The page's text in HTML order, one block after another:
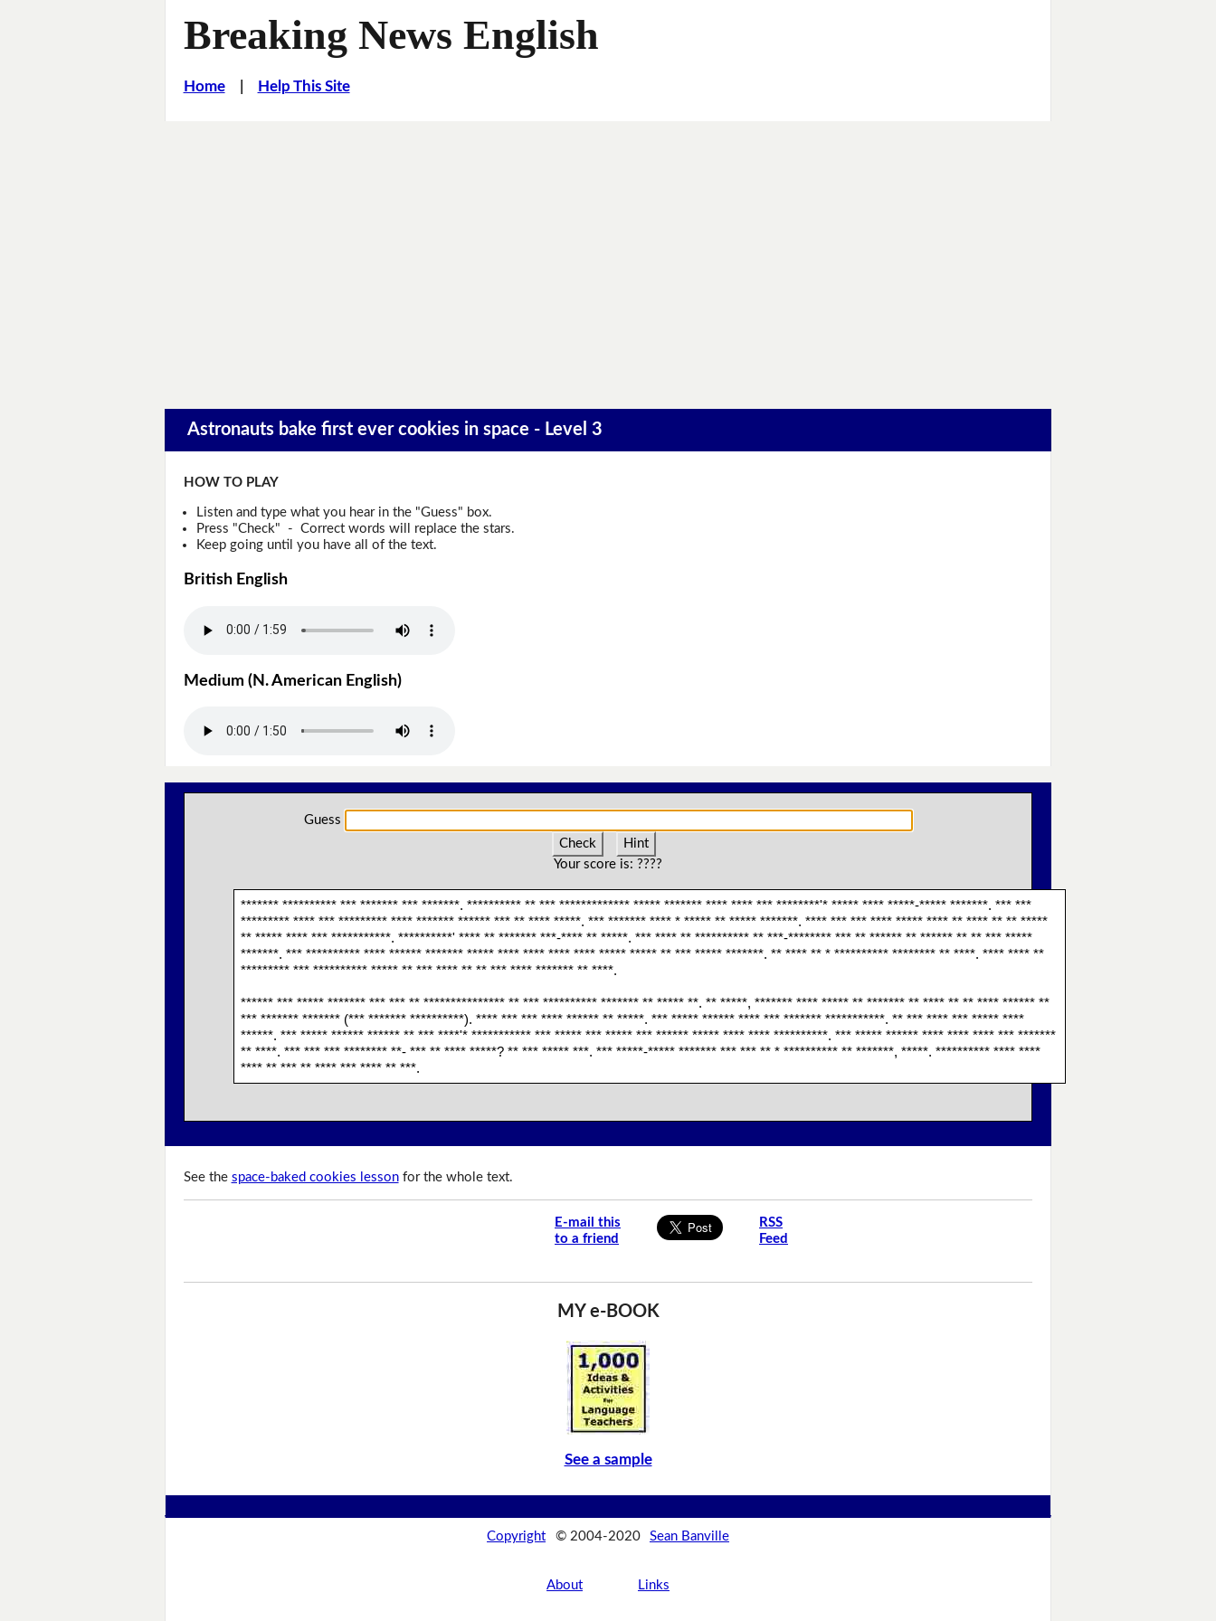
Breaking News English
Home| Help This Site
Astronauts bake first ever cookies in space - Level 3
HOW TO PLAY
Listen and type what you hear in the "Guess" box.
Press "Check" - Correct words will replace the stars.
Keep going until you have all of the text.
British English
Medium (N. American English)
Guess
Check
Hint
Your score is: ????
******* ********** *** ******* *** *******. ********** ** *** ************* ***** ******* **** **** *** ********'* ***** **** *****-***** *******. *** ***
********* **** *** ********* **** ******* ****** *** ** **** *****. *** ******* **** * ***** ** ***** *******. **** *** *** **** ***** **** ** **** ** ** *****
** ***** **** *** ***********. **********' **** ** ******* ***-**** ** *****. *** **** ** ********** ** ***-******** *** ** ****** ** ****** ** ** *** *****
*******. *** ********** **** ****** ******* ***** **** **** **** **** ***** ***** ** *** ***** *******. ** **** ** * ********** ******** ** ****. **** **** **
********* *** ********** ***** ** *** **** ** ** *** **** ******* ** ****.
****** *** ***** ******* *** *** ** *************** ** *** ********** ******* ** ***** **. ** *****, ******* **** ***** ** ******* ** **** ** ** **** ****** **
*** ******* ******* (*** ******* **********). **** *** *** **** ****** ** *****. *** ***** ****** **** *** ******* ***********. ** *** **** *** ***** ****
******. *** ***** ****** ****** ** *** ****'* *********** *** ***** *** ***** *** ****** ***** **** **** **********. *** ***** ****** **** **** **** *** *******
** ****. *** *** *** ******** **- *** ** **** *****? ** *** ***** ***. *** *****-***** ******* *** *** ** * ********** ** *******, *****. ********** **** ****
**** ** *** ** **** *** **** ** ***.
See the space-baked cookies lessonfor the whole text.
E-mail this
to a friend
RSS
Feed
MY e-BOOK
See a sample
Copyright © 2004-2020 Sean Banville
About Links